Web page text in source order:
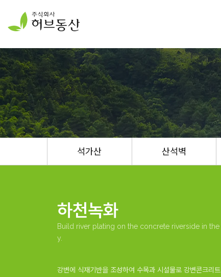
석가산 산석벽
하천녹화
Build river plating on the concrete riverside in the
y.
강변에 식재기반을 조성하여 수목과 시설물로 강변콘크리